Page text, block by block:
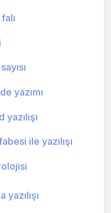
yazımı
ile yazılışı